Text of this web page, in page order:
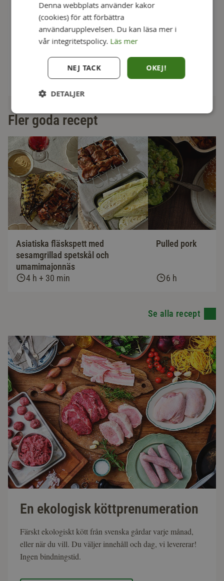
Fler goda recept
Asiatiska fläskspett med
sesamgrillad spetskål och
umamimajonnäs
4 h + 30 min
Pulled pork
6 h
Se alla recept
En ekologisk köttprenumeration
Färskt ekologiskt kött från svenska gårdar varje månad,
eller när du vill. Du väljer innehåll och dag, vi levererar!
Ingen bindningstid.
Denna webbplats använder kakor
(cookies) för att förbättra
användarupplevelsen. Du kan läsa mer i
vår integritetspolicy. Läs mer
OKEJ!
NEJ TACK
DETALJER